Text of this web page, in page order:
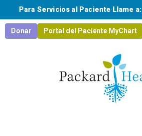
Saltar al contenido principal
Para Servicios al Paciente Llame a:
Donar Portal del Paciente MyChart